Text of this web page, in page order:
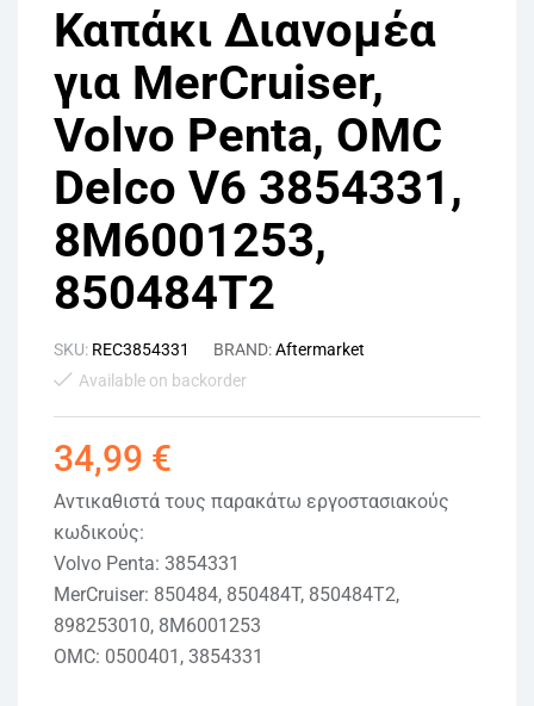
Καπάκι Διανομέα
για MerCruiser,
Volvo Penta, OMC
Delco V6 3854331,
8M6001253,
850484T2
SKU: REC3854331 BRAND:Aftermarket
Available on backorder
34,99 €
Αντικαθιστά τους παρακάτω εργοστασιακούς
κωδικούς:
Volvo Penta: 3854331
MerCruiser: 850484, 850484T, 850484T2,
898253010, 8M6001253
OMC: 0500401, 3854331